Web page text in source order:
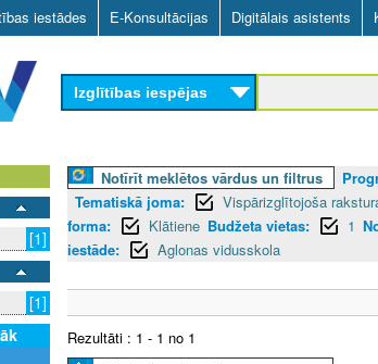
Skip
to
main
content
iestādes E-Konsultācijas Digitālais asistents
Izglītības iespējas
[1]
[1]
Notīrīt meklētos vārdus un filtrus
Tematiskā joma:
Vispārizglītojoša
forma:
Klātiene Budžeta vietas: 1
iestāde:
Aglonas vidusskola
Rezultāti : 1 - 1 no 1